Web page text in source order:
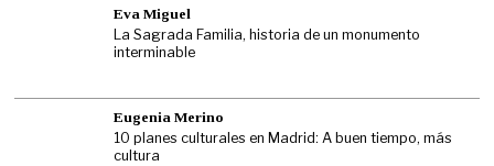
Eva Miguel
La Sagrada Familia, historia de un monumento
interminable
Eugenia Merino
10 planes culturales en Madrid: A buen tiempo, más
cultura